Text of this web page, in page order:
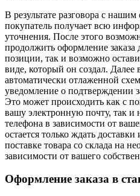
В результате разговора с
покупатель получает всю
уточнения. После этого
продолжить оформление
позиции, так и возможно
виде, который он создал. Далее
автоматически отлаженной
уведомление о подтверждении
Это может происходить как с
вашу электронную почту, так
телефона в зависимости от
остается только ждать
поставке товара со склада на
зависимости от вашего
Оформление заказа в